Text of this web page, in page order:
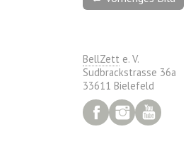
BellZett e. V.
Sudbrackstrasse 36a
33611 Bielefeld
FacebookInstagram